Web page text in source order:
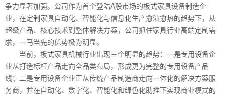
争力显著加强。公司作为首个登陆A股市场的板式家具设备制造企
业，在定制家具自动化、智能化与信息化生产愈演愈热的趋势下，从
超级产品、核心技术到整体解决方案，公司抓住家具行业高端定制需
求，一马当先的优势极为明显。
当前，板式家具机械行业出现三个明显的趋势：一是专用设备企
业从打造标杆产品走向全品类布局，形成更为完整的专用设备产品
线；二是专用设备企业正从传统产品制造商走向一体化的解决方案服
务商，并在自动化、数字化、智能化和绿色化助推下实现商业模式的